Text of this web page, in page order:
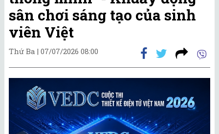
sân chơi sáng tạo của sinh
viên Việt
Thứ Ba | 07/07/2026 08:00